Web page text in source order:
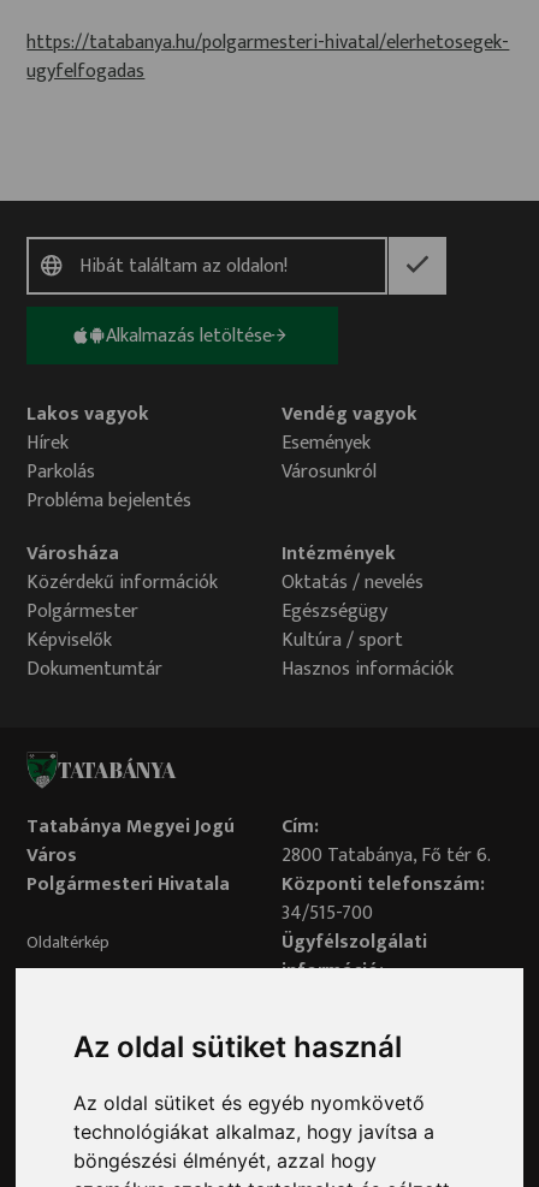
Az oldal sütiket használ
Az oldal sütiket és egyéb nyomkövető
technológiákat alkalmaz, hogy javítsa a
böngészési élményét, azzal hogy
https://tatabanya.hu/polgarmesteri-hivatal/elerhetosegek-
ugyfelfogadas
Alkalmazás letöltése
Lakos vagyok
Hírek
Parkolás
Probléma bejelentés
Vendég vagyok
Események
Városunkról
Városháza
Közérdekű információk
Polgármester
Képviselők
Dokumentumtár
Intézmények
Oktatás / nevelés
Egészségügy
Kultúra / sport
Hasznos információk
TATABÁNYA
Tatabánya Megyei Jogú
Város
Polgármesteri Hivatala
Oldaltérkép
Adatvédelem
Cím:
2800 Tatabánya, Fő tér 6.
Központi telefonszám:
34/515-700
Ügyfélszolgálati
információ:
Véleményvonal:
34/515-799
Adatvédelmi tisztviselő elérhetősége:
adatvedelem@ph.tatabanya.hu
Minden jog fenntartva © 2026 Tatabánya